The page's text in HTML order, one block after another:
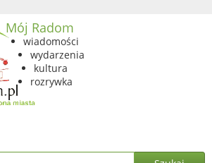
Mój Radom
wiadomości
wydarzenia
kultura
rozrywka